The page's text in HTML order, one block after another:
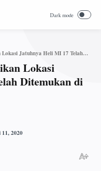
Herman Asaribab Pastikan Lokasi Jatuhnya Heli MI 17 Telah Ditemukan di Pegbin
Lokasi
Ditemukan di